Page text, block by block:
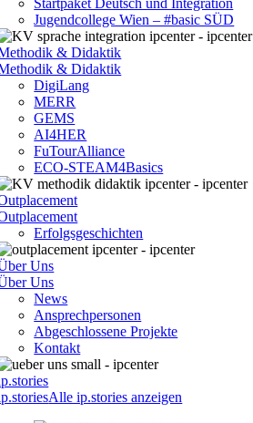
Startpaket Deutsch und Integration
Jugendcollege Wien – #basic SÜD
& Didaktik
& Didaktik
DigiLang
MERR
GEMS
AI4HER
FuTourAlliance
ECO-STEAM4Basics
Erfolgsgeschichten
Uns
Uns
News
Ansprechpersonen
Abgeschlossene Projekte
Kontakt
Alle ip.stories anzeigen